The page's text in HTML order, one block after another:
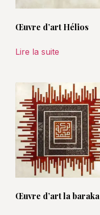
Œuvre d’art Hélios
Lire la suite
Œuvre d’art la baraka